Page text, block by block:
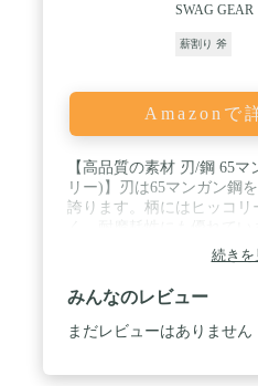
SWAG GEAR
薪割り 斧
Amazonで
【高品質の素材 刃/鋼 65
リー)】刃は65マンガン鋼
誇ります。柄にはヒッコ
耐える、高品質な素材を
な巨人：22ｃｍサイズこ
ル】この斧のサイズは
イズです。しかし、小さな
充分なパワーがあります。
続きを
みんなのレビュー
まだレビューはありません